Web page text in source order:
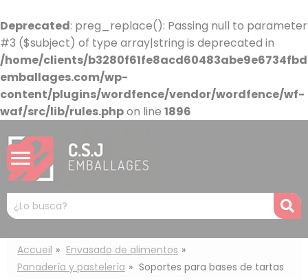
Deprecated: preg_replace(): Passing null to parameter
#3 ($subject) of type array|string is deprecated in
/home/clients/
emballages.com/wp-
content/plugins/wordfence/vendor/wordfence/wf-
waf/src/lib/rules.phpon line 1896
Mots
clés
:
Accueil
Envasado de alimentos
Panadería y pastelería
Soportes para bases de tartas